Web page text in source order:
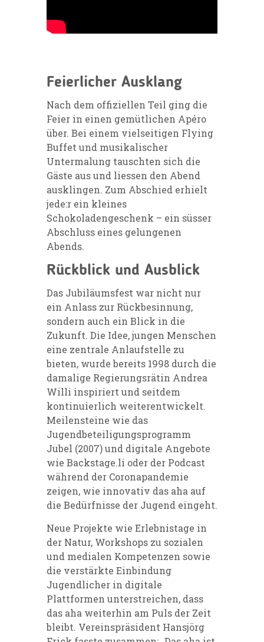
Feierlicher Ausklang
Nach dem offiziellen Teil ging die
Feier in einen gemütlichen Apéro
über. Bei einem vielseitigen Flying
Buffet und musikalischer
Untermalung tauschten sich die
Gäste aus und liessen den Abend
ausklingen. Zum Abschied erhielt
jede:r ein kleines
Schokoladengeschenk – ein süsser
Abschluss eines gelungenen
Abends.
Rückblick und Ausblick
Das Jubiläumsfest war nicht nur
ein Anlass zur Rückbesinnung,
sondern auch ein Blick in die
Zukunft. Die Idee, jungen Menschen
eine zentrale Anlaufstelle zu
bieten, wurde bereits 1998 durch die
damalige Regierungsrätin Andrea
Willi inspiriert und seitdem
kontinuierlich weiterentwickelt.
Meilensteine wie das
Jugendbeteiligungsprogramm
Jubel (2007) und digitale Angebote
wie Backstage.li oder der Podcast
während der Coronapandemie
zeigen, wie innovativ das aha auf
die Bedürfnisse der Jugend eingeht.
Neue Projekte wie Erlebnistage in
der Natur, Workshops zu sozialen
und medialen Kompetenzen sowie
die verstärkte Einbindung
Jugendlicher in digitale
Plattformen unterstreichen, dass
das aha weiterhin am Puls der Zeit
bleibt. Vereinspräsident Hansjörg